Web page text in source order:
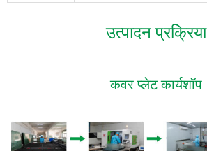
उत्पादन प्रक्रिया
कवर प्लेट कार्यशॉप